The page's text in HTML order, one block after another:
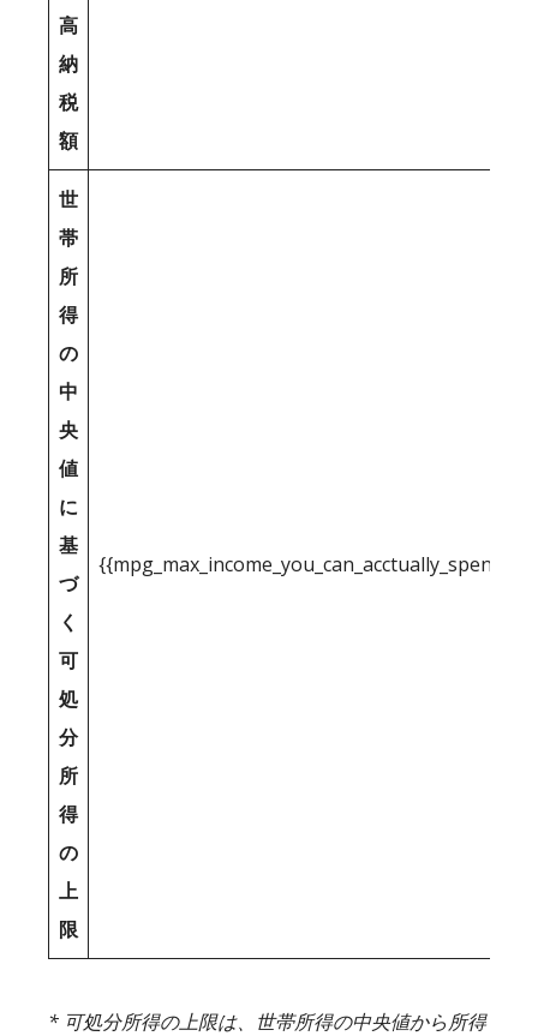
高
納
税
額
世
帯
所
得
の
中
央
値
に
基
づ
く
可
処
分
所
得
の
上
限
* 可処分所得の上限は、世帯所得の中央値から所得